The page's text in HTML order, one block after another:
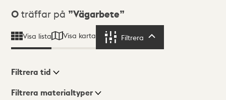
Sökresultat
0 träffar på Vägarbete
Visa lista Visa karta Filtrera
Visningsläge
Filtrera tid
Filtrera materialtyper